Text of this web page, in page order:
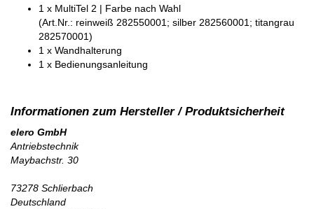
1 x MultiTel 2 | Farbe nach Wahl
(Art.Nr.: reinweiß 282550001; silber 282560001; titangrau
282570001)
1 x Wandhalterung
1 x Bedienungsanleitung
elero GmbH
Antriebstechnik
Maybachstr. 30
73278 Schlierbach
Deutschland